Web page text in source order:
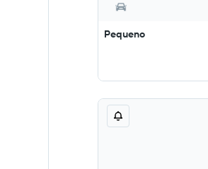
Pequeno